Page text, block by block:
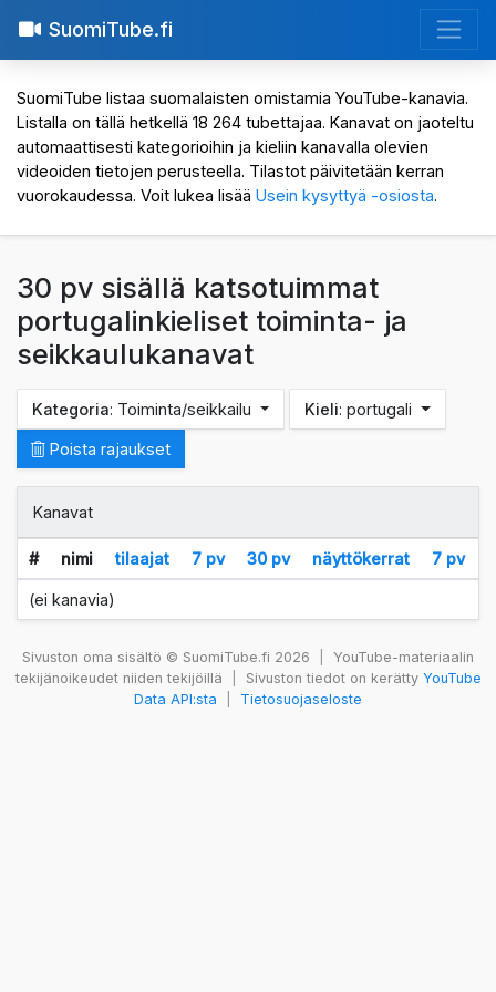
SuomiTube.fi
SuomiTube listaa suomalaisten omistamia YouTube-kanavia.
Listalla on tällä hetkellä 18 264 tubettajaa. Kanavat on jaoteltu
automaattisesti kategorioihin ja kieliin kanavalla olevien
videoiden tietojen perusteella. Tilastot päivitetään kerran
vuorokaudessa. Voit lukea lisää Usein kysyttyä -osiosta.
30 pv sisällä katsotuimmat
portugalinkieliset toiminta- ja
seikkaulukanavat
Kategoria: Toiminta/seikkailu Kieli: portugali
Poista rajaukset
Kanavat
# nimi tilaajat 7 pv 30 pv näyttökerrat 7 pv
(ei kanavia)
Sivuston oma sisältö © SuomiTube.fi 2026
YouTube-materiaalin
tekijänoikeudet niiden tekijöillä
Sivuston tiedot on kerätty YouTube
Data API:sta
Tietosuojaseloste